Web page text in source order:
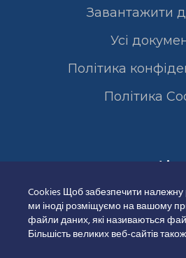
Завантажити
Усі
Політика
Полiтика
Cookies Щоб забезпечити належну
ми іноді розміщуємо на вашому
файли даних, які називаються
Більшість великих веб-сайтів